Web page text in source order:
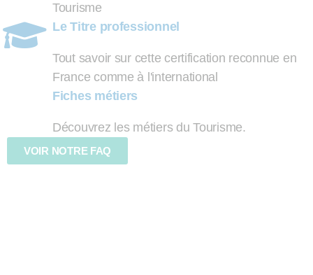
Tourisme
Le Titre professionnel
Tout savoir sur cette certification reconnue en
France comme à l'international
Fiches métiers
Découvrez les métiers du Tourisme.
VOIR NOTRE FAQ